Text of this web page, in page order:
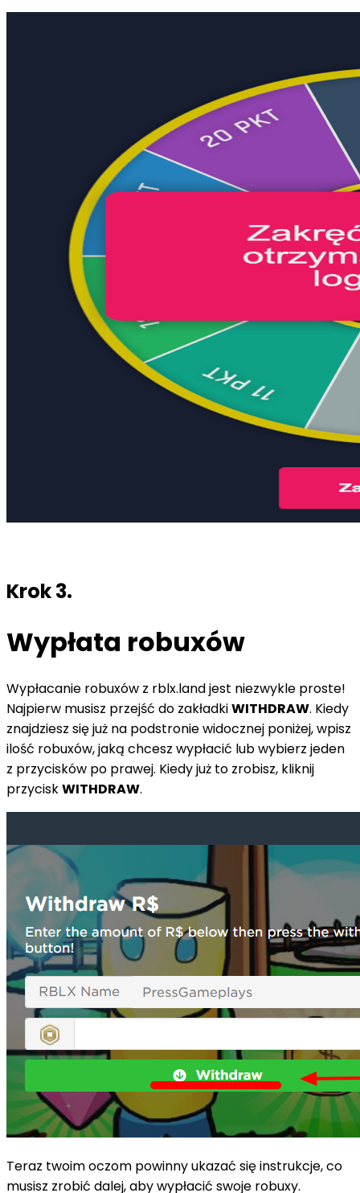
Krok 3.
Wypłata robuxów
Wypłacanie robuxów z rblx.land jest niezwykle proste!
Najpierw musisz przejść do zakładkiWITHDRAW. Kiedy
znajdziesz się już na podstronie widocznej poniżej, wpisz
ilość robuxów, jaką chcesz wypłacić lub wybierz jeden
z przycisków po prawej. Kiedy już to zrobisz, kliknij
przyciskWITHDRAW.
Teraz twoim oczom powinny ukazać się instrukcje, co
musisz zrobić dalej, aby wypłacić swoje robuxy.